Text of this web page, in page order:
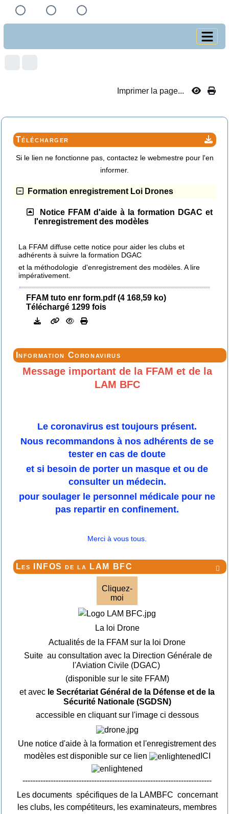
Imprimer la page...
Télécharger
Si le lien ne fonctionne pas, contactez le webmestre pour l'en
informer.
Formation enregistrement Loi Drones
Notice FFAM d'aide à la formation DGAC et
l'enregistrement des modèles
La FFAM diffuse cette notice pour aider les clubs et
adhérents à suivre la formation DGAC
et la méthodologie d'enregistrement des modèles. A lire
impérativement.
FFAM tuto enr form.pdf (4 168,59 ko)
Téléchargé 1299 fois
Information Coronavirus
Message important de la FFAM et de la
LAM BFC
Le coronavirus est toujours présent.
Nous recommandons à nos adhérents de se
tester en cas de doute
et si besoin de porter un masque et ou de
consulter un médecin.
pour soulager le personnel médicale pour ne
pas repartir en confinement.
Merci à vous tous.

Les INFOS de la LAM BFC
Cliquez-
moi
La loi Drone
Actualités de la FFAM sur la loi Drone
Suite au consultation avec la Direction Générale de
l'Aviation Civile (DGAC)
(disponible sur le site FFAM)
et avec le Secrétariat Général de la Défense et de la
Sécurité Nationale (SGDSN)
accessible en cliquant sur l'image ci dessous
Une notice d'aide à la formation et l'enregistrement des
modèles est disponible sur ce lien
ICI
--------------------------------------------------------------------------
Les documents spécifiques de la LAMBFC concernant
les clubs, les compétiteurs, les examinateurs, membres